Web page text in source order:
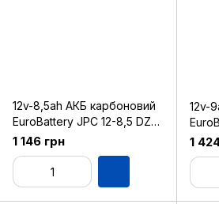
12v-8,5ah АКБ карбоновий
EuroBattery JPC 12-8,5 DZM
(12в 8.5Аг)
1 146 грн
12v-
(12в
1